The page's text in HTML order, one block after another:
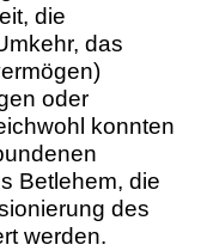
die
das
oder
konnten
Betlehem, die
des
werden.